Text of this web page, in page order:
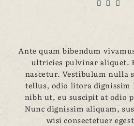
Ante quam bibendum
ultricies pulvinar aliquet.
nascetur. Vestibulum nulla
tellus, odio litora dignissim
nibh ut, eu suscipit at odio
Nunc dignissim aliquam,
wisi consectetuer